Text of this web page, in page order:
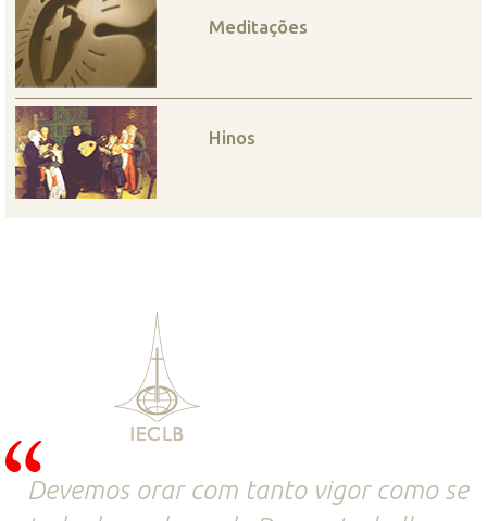
Meditações
Hinos
Devemos orar com tanto vigor como se